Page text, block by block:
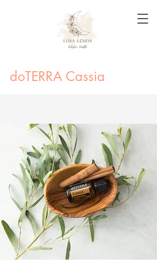
doTERRA Cassia